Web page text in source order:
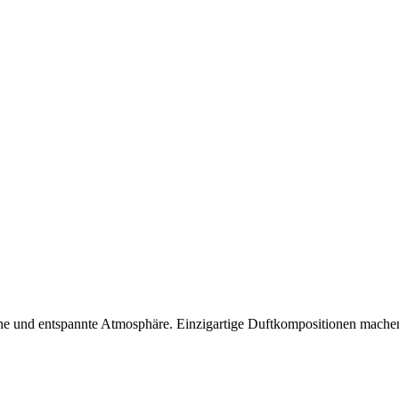
entspannte Atmosphäre. Einzigartige Duftkompositionen